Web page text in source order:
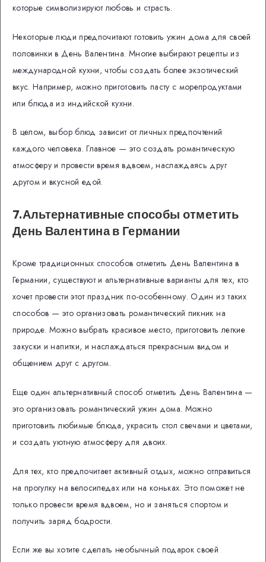
которые символизируют любовь и страсть.
Некоторые люди предпочитают готовить ужин дома для своей
половинки в День Валентина. Многие выбирают рецепты из
международной кухни, чтобы создать более экзотический
вкус. Например, можно приготовить пасту с морепродуктами
или блюда из индийской кухни.
В целом, выбор блюд зависит от личных предпочтений
каждого человека. Главное — это создать романтическую
атмосферу и провести время вдвоем, наслаждаясь друг
другом и вкусной едой.
7.Альтернативные способы отметить
День Валентина в Германии
Кроме традиционных способов отметить День Валентина в
Германии, существуют и альтернативные варианты для тех, кто
хочет провести этот праздник по-особенному. Один из таких
способов — это организовать романтический пикник на
природе. Можно выбрать красивое место, приготовить легкие
закуски и напитки, и наслаждаться прекрасным видом и
общением друг с другом.
Еще один альтернативный способ отметить День Валентина —
это организовать романтический ужин дома. Можно
приготовить любимые блюда, украсить стол свечами и цветами,
и создать уютную атмосферу для двоих.
Для тех, кто предпочитает активный отдых, можно отправиться
на прогулку на велосипедах или на коньках. Это поможет не
только провести время вдвоем, но и заняться спортом и
получить заряд бодрости.
Если же вы хотите сделать необычный подарок своей